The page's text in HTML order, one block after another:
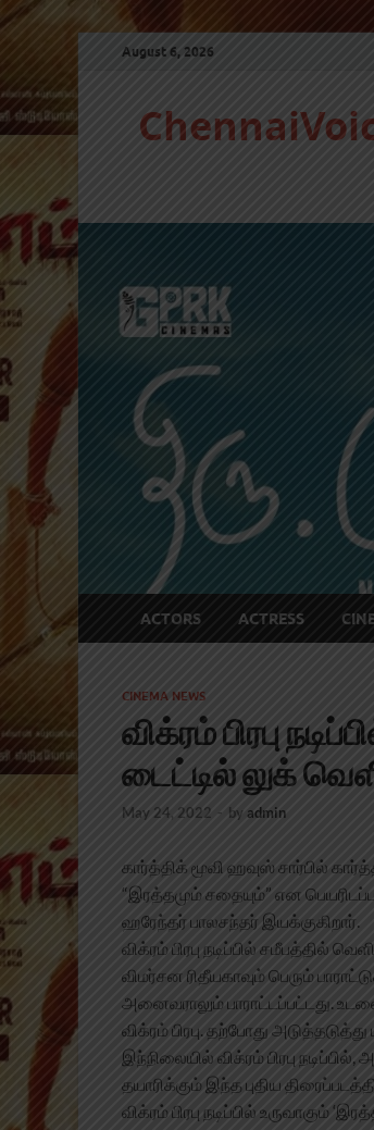
August 6, 2026
ACTORS ACTRESS
CINEMA NEWS
விக்ரம் பிரபு
டைட்டில் லுக்
May 24, 2022 - by admin
கார்த்திக் மூவி ஹவுஸ் சார்பில்
“இரத்தமும் சதையும்” என
ஹரேந்தர் பாலசந்தர் இயக்குகிறார்.
விக்ரம் பிரபு நடிப்பில் சமீபத்தில்
விமர்சன ரிதீயகாவும் பெரும்
அனைவராலும் பாராட்டப்பட்டது.
விக்ரம் பிரபு. தற்போது
இந்நிலையில் விக்ரம் பிரபு
தயாரிக்கும் இந்த புதிய
விக்ரம் பிரபு நடிப்பில் உருவாகும்